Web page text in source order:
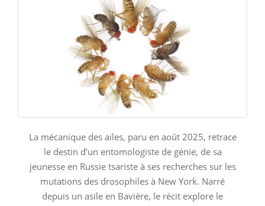
La mécanique des ailes, paru en août 2025, retrace
le destin d’un entomologiste de génie, de sa
jeunesse en Russie tsariste à ses recherches sur les
mutations des drosophiles à New York. Narré
depuis un asile en Bavière, le récit explore le